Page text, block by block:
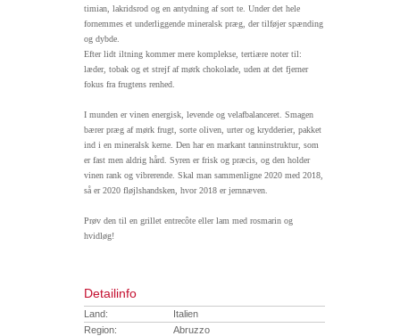
timian, lakridsrod og en antydning af sort te. Under det hele
fornemmes et underliggende mineralsk præg, der tilføjer spænding
og dybde.
Efter lidt iltning kommer mere komplekse, tertiære noter til:
læder, tobak og et strejf af mørk chokolade, uden at det fjerner
fokus fra frugtens renhed.
I munden er vinen energisk, levende og velafbalanceret. Smagen
bærer præg af mørk frugt, sorte oliven, urter og krydderier, pakket
ind i en mineralsk kerne. Den har en markant tanninstruktur, som
er fast men aldrig hård. Syren er frisk og præcis, og den holder
vinen rank og vibrerende. Skal man sammenligne 2020 med 2018,
så er 2020 fløjlshandsken, hvor 2018 er jernnæven.
Prøv den til en grillet entrecôte eller lam med rosmarin og
hvidløg!
Detailinfo
Land:
Italien
Region:
Abruzzo